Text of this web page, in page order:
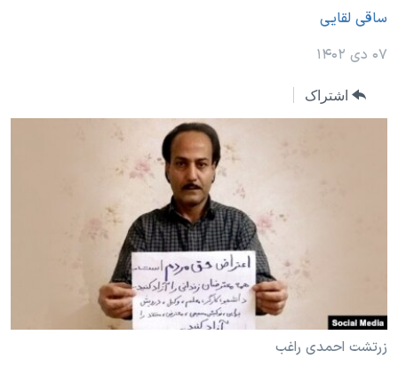
جهش
به
ورزشی
اسرائیل در جنگ
آرشیو پخش زنده
جام جهانی ۲۰۲۶
انتخابات ریاست جمهوری آمریکا ۲۰۲۴
حمله جمهوری اسلامی به اسرائیل
ورزش زنان در ایران
اعتراضات زن، زندگی، آزادی
مجموعه مستندهای دادخواهی
فرکانس‌های صدای آمریکا
پخش رادیویی
یادگیری زبان انگلیسی
زبانهای مختلف
ساقی لقایی
۰۷ دی ۱۴۰۲
اشتراک
زرتشت احمدی راغب